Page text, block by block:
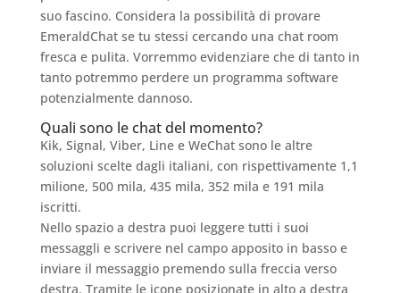
suo fascino. Considera la possibilità di provare
EmeraldChat se tu stessi cercando una chat room
fresca e pulita. Vorremmo evidenziare che di tanto in
tanto potremmo perdere un programma software
potenzialmente dannoso.
Quali sono le chat del momento?
Kik, Signal, Viber, Line e WeChat sono le altre
soluzioni scelte dagli italiani, con rispettivamente 1,1
milione, 500 mila, 435 mila, 352 mila e 191 mila
iscritti.
Nello spazio a destra puoi leggere tutti i suoi
messaggli e scrivere nel campo apposito in basso e
inviare il messaggio premendo sulla freccia verso
destra. Tramite le icone posizionate in alto a destra